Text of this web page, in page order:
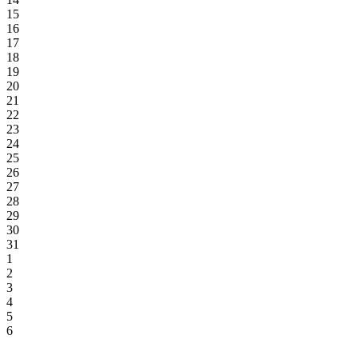
15
16
17
18
19
20
21
22
23
24
25
26
27
28
29
30
31
1
2
3
4
5
6